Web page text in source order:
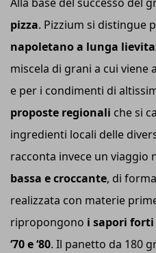
pizza. Pizzium si distingue
napoletano a lunga
miscela di grani a cui
e per i condimenti di
proposte regionali che si
ingredienti locali delle
racconta invece un viaggio
bassa e croccante, di
realizzata con materie
ripropongono i sapori
‘70 e ‘80. Il panetto da 180